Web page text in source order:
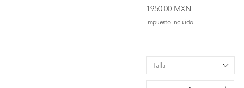
Precio
1950,00 MXN
Impuesto incluido
Talla